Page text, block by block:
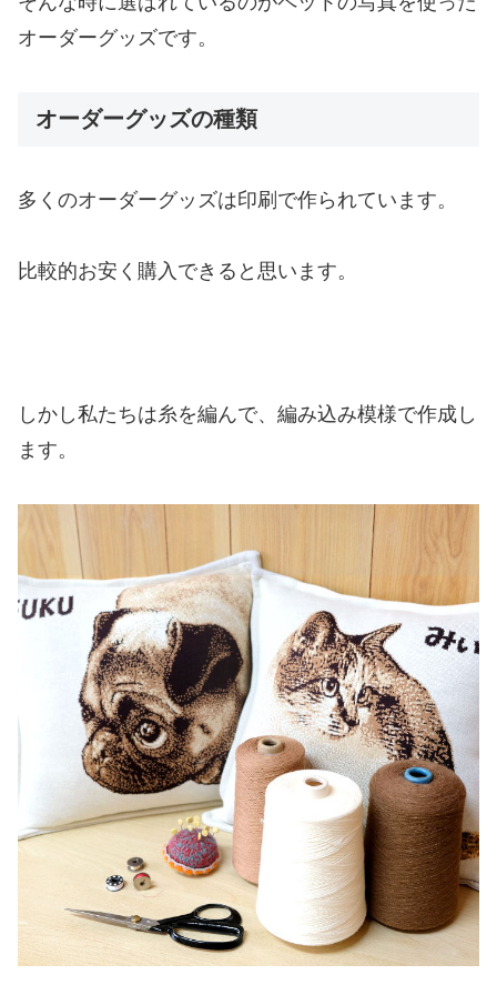
オーダーグッズです。
オーダーグッズの種類
多くのオーダーグッズは印刷で作られています。
比較的お安く購入できると思います。
しかし私たちは糸を編んで、編み込み模様で作成し
ます。